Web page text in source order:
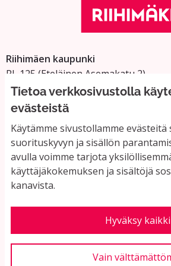
Tietoa verkkosivustolla
evästeistä
Käytämme sivustollamme evästeitä
suorituskyvyn ja sisällön
avulla voimme tarjota
käyttäjäkokemuksen ja sisältöjä
kanavista.
Hyväksy kaikki
Vain
Riihimäen kaupunki
PL 125 (Eteläinen Asemakatu 2)
11101 Riihimäki
Vaihde: 019 758 4000
Sähköpostiosoitteet:
etunimi.sukunimi@riihimaki.fi
Yhteystiedot ja usein kysyttyä
Käyttöehdot
Evästeasetukset